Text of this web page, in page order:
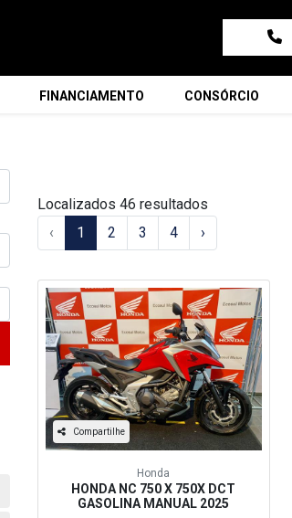
FINANCIAMENTO CONSÓRCIO
Localizados 46 resultados
‹
1 2 3 4 ›
Compartilhe
Honda
HONDA NC 750 X 750X DCT
GASOLINA MANUAL 2025